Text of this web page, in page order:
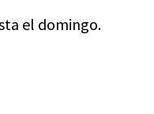
el domingo.